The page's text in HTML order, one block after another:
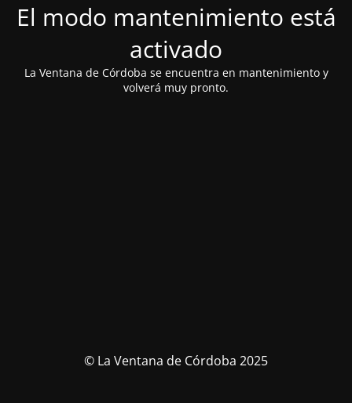
El modo mantenimiento está
activado
La Ventana de Córdoba se encuentra en mantenimiento y
volverá muy pronto.
© La Ventana de Córdoba 2025